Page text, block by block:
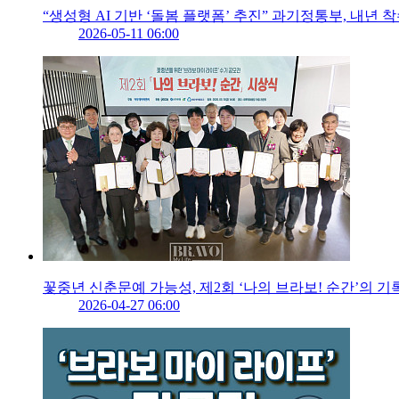
“생성형 AI 기반 ‘돌봄 플랫폼’ 추진” 과기정통부, 내년
2026-05-11 06:00
꽃중년 신춘문예 가능성, 제2회 ‘나의 브라보! 순간’의 기
2026-04-27 06:00